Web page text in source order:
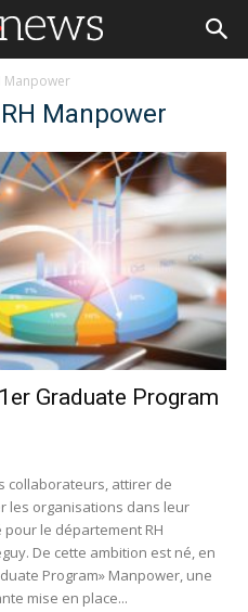
Manpower
Manpower
Graduate Program
collaborateurs, attirer de
les organisations dans leur
le département RH
De cette ambition est né, en
Program» Manpower, une
mise en place...